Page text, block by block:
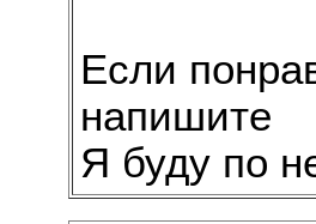
Если
напишите
Я буду по